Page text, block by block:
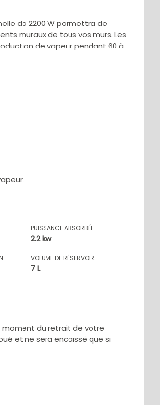
de 2200 W permettra de
muraux de tous vos murs. Les
de vapeur pendant 60 à
PUISSANCE ABSORBÉE
2.2 kw
VOLUME DE RÉSERVOIR
7 L
moment du retrait de votre
et ne sera encaissé que si